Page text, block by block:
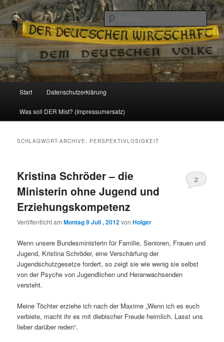
Reizzentrum
Politik, Wirtschaft, Soziales und Gesellschaft
Zum
Inhalt
Zum
sekundären
Start Datenschutzerklärung
Was soll DER Mist? (Impressumersatz)
SCHLAGWORT-ARCHIVE: PERSPEKTIVLOSIGKEIT
Kristina Schröder – die
Ministerin ohne Jugend und
Erziehungskompetenz
Veröffentlicht amMontag 9 Juli , 2012vonHolger
2
Wenn unsere Bundesministerin für Familie, Senioren, Frauen und
Jugend, Kristina Schröder, eine Verschärfung der
Jugendschutzgesetze fordert, so zeigt sie wie wenig sie selbst
von der Psyche von Jugendlichen und Heranwachsenden
versteht.
Meine Töchter erziehe ich nach der Maxime „Wenn ich es euch
verbiete, macht ihr es mit diebischer Freude heimlich. Lasst uns
lieber darüber reden“.